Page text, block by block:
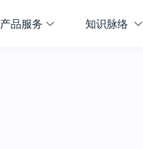
产品服务 知识脉络